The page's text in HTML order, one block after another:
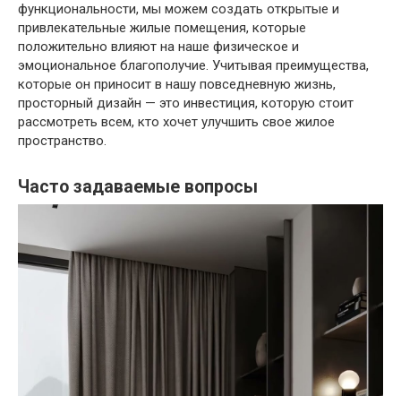
функциональности, мы можем создать открытые и
привлекательные жилые помещения, которые
положительно влияют на наше физическое и
эмоциональное благополучие. Учитывая преимущества,
которые он приносит в нашу повседневную жизнь,
просторный дизайн — это инвестиция, которую стоит
рассмотреть всем, кто хочет улучшить свое жилое
пространство.
Часто задаваемые вопросы